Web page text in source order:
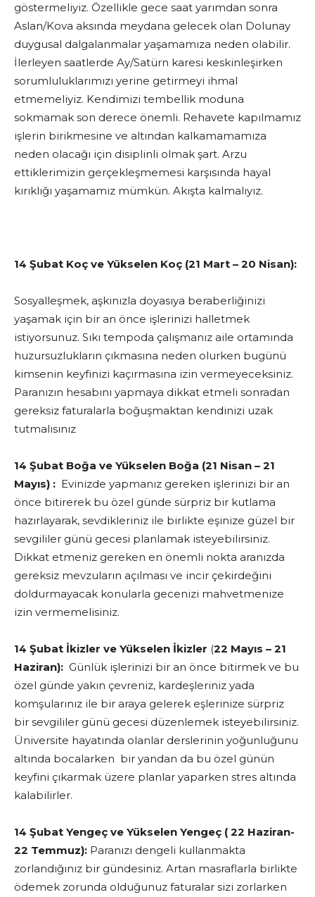
göstermeliyiz. Özellikle gece saat yarımdan sonra
Aslan/Kova aksında meydana gelecek olan Dolunay
duygusal dalgalanmalar yaşamamıza neden olabilir.
İlerleyen saatlerde Ay/Satürn karesi keskinleşirken
sorumluluklarımızı yerine getirmeyi ihmal
etmemeliyiz. Kendimizi tembellik moduna
sokmamak son derece önemli. Rehavete kapılmamız
işlerin birikmesine ve altından kalkamamamıza
neden olacağı için disiplinli olmak şart. Arzu
ettiklerimizin gerçekleşmemesi karşısında hayal
kırıklığı yaşamamız mümkün. Akışta kalmalıyız.
14 Şubat Koç ve Yükselen Koç (21 Mart – 20 Nisan):
Sosyalleşmek, aşkınızla doyasıya beraberliğinizi
yaşamak için bir an önce işlerinizi halletmek
istiyorsunuz. Sıkı tempoda çalışmanız aile ortamında
huzursuzlukların çıkmasına neden olurken bugünü
kimsenin keyfinizi kaçırmasına izin vermeyeceksiniz.
Paranızın hesabını yapmaya dikkat etmeli sonradan
gereksiz faturalarla boğuşmaktan kendinizi uzak
tutmalısınız
14 Şubat Boğa ve Yükselen Boğa (21 Nisan – 21
Mayıs) : Evinizde yapmanız gereken işlerinizi bir an
önce bitirerek bu özel günde sürpriz bir kutlama
hazırlayarak, sevdikleriniz ile birlikte eşinize güzel bir
sevgililer günü gecesi planlamak isteyebilirsiniz.
Dikkat etmeniz gereken en önemli nokta aranızda
gereksiz mevzuların açılması ve incir çekirdeğini
doldurmayacak konularla gecenizi mahvetmenize
izin vermemelisiniz.
14 Şubat İkizler ve Yükselen İkizler (22 Mayıs – 21
Haziran): Günlük işlerinizi bir an önce bitirmek ve bu
özel günde yakın çevreniz, kardeşleriniz yada
komşularınız ile bir araya gelerek eşlerinize sürpriz
bir sevgililer günü gecesi düzenlemek isteyebilirsiniz.
Üniversite hayatında olanlar derslerinin yoğunluğunu
altında bocalarken bir yandan da bu özel günün
keyfini çıkarmak üzere planlar yaparken stres altında
kalabilirler.
14 Şubat Yengeç ve Yükselen Yengeç ( 22 Haziran-
22 Temmuz): Paranızı dengeli kullanmakta
zorlandığınız bir gündesiniz. Artan masraflarla birlikte
ödemek zorunda olduğunuz faturalar sizi zorlarken